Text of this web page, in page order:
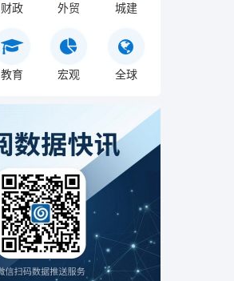
财政 外贸 城建
教育 宏观 全球